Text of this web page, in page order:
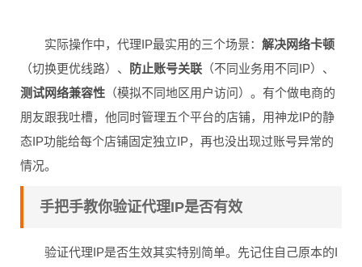
实际操作中，代理IP最实用的三个场景： 解决网络卡顿
（切换更优线路）、
防止账号关联 （不同业务用不同IP）、
测试网络兼容性 （模拟不同地区用户访问）。有个做电商的
朋友跟我吐槽，他同时管理五个平台的店铺，用神龙IP的静
态IP功能给每个店铺固定独立IP，再也没出现过账号异常的
情况。
手把手教你验证代理IP是否有效
验证代理IP是否生效其实特别简单。先记住自己原本的I